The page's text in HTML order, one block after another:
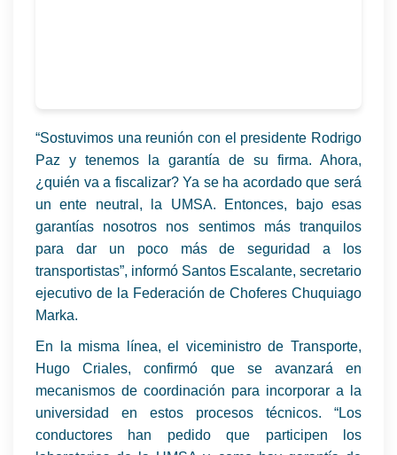
“Sostuvimos una reunión con el presidente Rodrigo
Paz y tenemos la garantía de su firma. Ahora,
¿quién va a fiscalizar? Ya se ha acordado que será
un ente neutral, la UMSA. Entonces, bajo esas
garantías nosotros nos sentimos más tranquilos
para dar un poco más de seguridad a los
transportistas”, informó Santos Escalante, secretario
ejecutivo de la Federación de Choferes Chuquiago
Marka.
En la misma línea, el viceministro de Transporte,
Hugo Criales, confirmó que se avanzará en
mecanismos de coordinación para incorporar a la
universidad en estos procesos técnicos. “Los
conductores han pedido que participen los